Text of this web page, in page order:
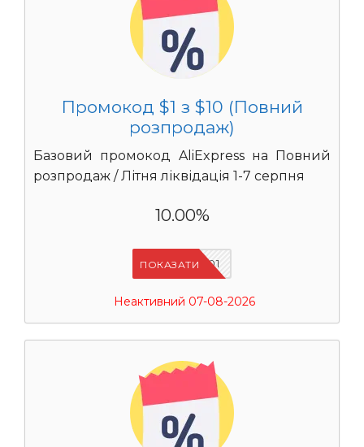
Промокод $1 з $10 (Повний
розпродаж)
Базовий промокод AliExpress на Повний
розпродаж / Літня ліквідація 1-7 серпня
10.00%
UASC01
ПОКАЗАТИ
Неактивний 07-08-2026